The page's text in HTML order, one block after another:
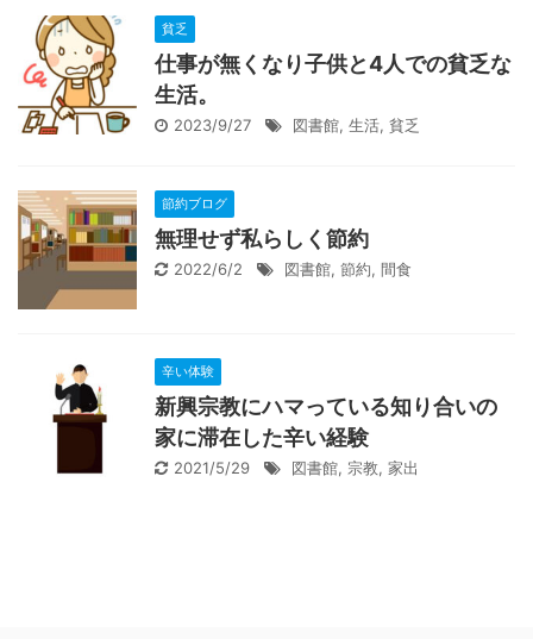
貧乏
仕事が無くなり子供と4人での貧乏な
生活。
2023/9/27 図書館, 生活, 貧乏
節約ブログ
無理せず私らしく節約
2022/6/2 図書館, 節約, 間食
辛い体験
新興宗教にハマっている知り合いの
家に滞在した辛い経験
2021/5/29 図書館, 宗教, 家出